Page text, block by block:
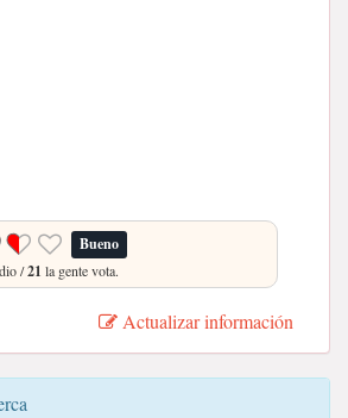
Bueno
/21 la gente vota.
Actualizar información